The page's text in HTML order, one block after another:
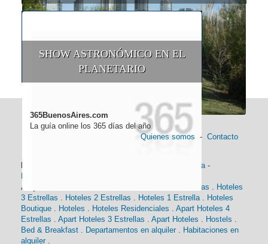
SHOW ASTRONÓMICO EN EL
PLANETARIO
365BuenosAires.com
La guía online los 365 días del año
Quienes somos - Contacto
Historia -
Alojamiento:
Hoteles 4 Estrellas
Hoteles
3 Estrellas
Hoteles 2 Estrellas Hoteles 1 Estrella
Hoteles
Boutique
Hoteles Hoteles Residenciales
Apart Hoteles 4
Estrellas
Apart Hoteles 3 Estrellas Apart Hoteles Hostels
Bed & Breakfast
Departamentos en alquiler
Habitaciones en
alquiler